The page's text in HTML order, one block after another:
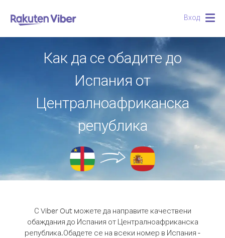
Вход
Как да се обадите до
Испания от
Централноафриканска
република
С Viber Out можете да направите качествени
обаждания до Испания от Централноафриканска
република.Обадете се на всеки номер в Испания -